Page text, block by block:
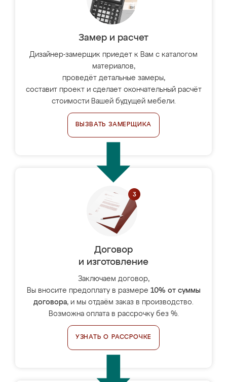
Замер и расчет
Дизайнер-замерщик приедет к Вам с каталогом
материалов,
проведёт детальные замеры,
составит проект и сделает окончательный расчёт
стоимости Вашей будущей мебели.
ВЫЗВАТЬ ЗАМЕРЩИКА
Договор
и изготовление
Заключаем договор,
Вы вносите предоплату в размере 10% от суммы
договора, и мы отдаём заказ в производство.
Возможна оплата в рассрочку без %.
УЗНАТЬ О РАССРОЧКЕ